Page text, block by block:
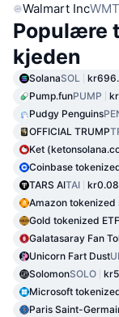
Walmart IncWMT
Populære
kjeden
SolanaSOL
Pump.funPUMP
Pudgy Penguins
OFFICIAL TRUMP
Ket
Coinbase
TARS AITAI
Amazon
Gold tokenized
Galatasaray Fan
Unicorn Fart Dust
SolomonSOLO
Microsoft
Paris Saint-